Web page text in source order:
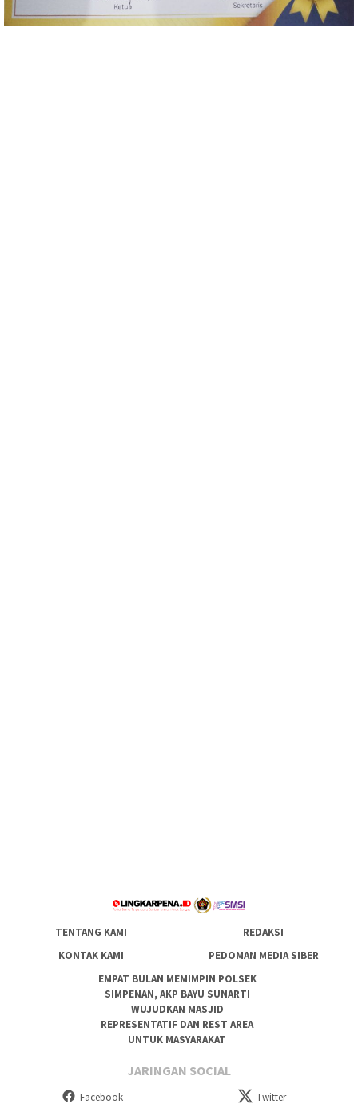
TENTANG KAMI
REDAKSI
KONTAK KAMI
PEDOMAN MEDIA SIBER
EMPAT BULAN MEMIMPIN POLSEK
SIMPENAN, AKP BAYU SUNARTI
WUJUDKAN MASJID
REPRESENTATIF DAN REST AREA
UNTUK MASYARAKAT
JARINGAN SOCIAL
Facebook Twitter